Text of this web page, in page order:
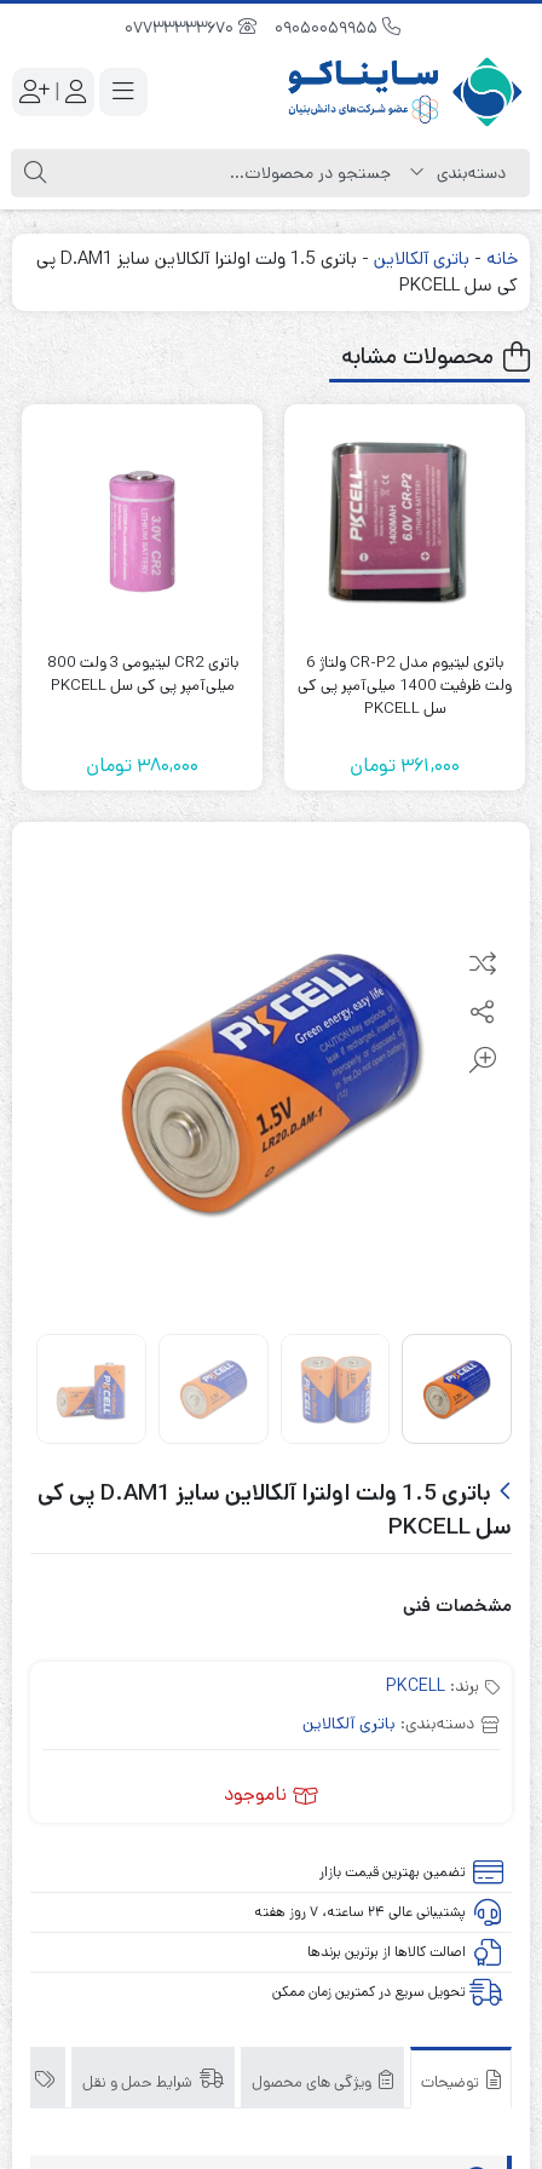
|
خانه - باتری آلکالاین -
باتری 1.5 ولت اولترا آلکالاین سایز D.AM1 پی
کی سل PKCELL
محصولات مشابه
باتری لیتیوم مدل CR-P2 ولتاژ 6
ولت ظرفیت 1400 میلی‌آمپر پی کی
سل PKCELL
361,000 تومان
باتری CR2 لیتیومی 3 ولت 800
میلی‌آمپر پی کی سل PKCELL
380,000 تومان
باتری 1.5 ولت اولترا آلکالاین سایز D.AM1 پی کی
سل PKCELL
مشخصات فنی
برند: PKCELL
دسته‌بندی: باتری آلکالاین
ناموجود
تضمین بهترین قیمت بازار
پشتیبانی عالی ۲۴ ساعته، ۷ روز هفته
اصالت کالاها از برترین برندها
تحویل سریع در کمترین زمان ممکن
توضیحات ویژگی های محصول شرایط حمل و نقل